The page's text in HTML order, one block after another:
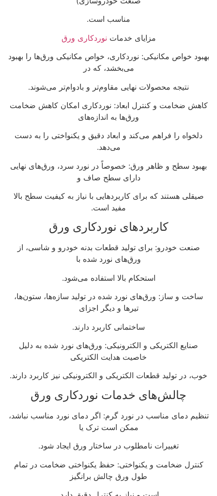
مناسب است.
مزایای خدمات نوردکاری ورق
بهبود خواص مکانیکی: نوردکاری، خواص مکانیکی ورق‌ها را بهبود
می‌بخشد، که در
نتیجه محصولات نهایی مقاوم‌تر و بادوام‌تر می‌شوند.
کاهش ضخامت و کنترل ابعاد: نوردکاری امکان کاهش ضخامت
ورق‌ها به اندازه‌های
دلخواه را فراهم می‌کند و ابعاد دقیق و یکنواختی را به دست
می‌دهد.
بهبود سطح و ظاهر ورق: خصوصاً در نورد سرد، ورق‌های نهایی
دارای سطح صاف و
صیقلی هستند که برای کاربردهایی با نیاز به کیفیت سطح بالا
مفید است.
کاربردهای نوردکاری ورق
صنعت خودرو: برای تولید قطعات بدنه خودرو و شاسی، از
ورق‌های نورد شده با
استحکام بالا استفاده می‌شود.
ساخت و ساز: ورق‌های نورد شده در تولید سازه‌ها، ستون‌ها،
تیرها و دیگر اجزای
ساختمانی کاربرد دارند.
صنایع الکتریکی و الکترونیکی: ورق‌های نورد شده به دلیل
خاصیت هدایت الکتریکی
خوب، در تولید قطعات الکتریکی و الکترونیکی نیز کاربرد دارند.
چالش‌های خدمات نوردکاری ورق
تنظیم دمای مناسب در نورد گرم: اگر دمای نورد مناسب نباشد،
ممکن است ترک یا
تغییرات نامطلوب در ساختار ورق ایجاد شود.
کنترل ضخامت و یکنواختی: حفظ یکنواختی ضخامت در تمام
طول ورق چالش برانگیز